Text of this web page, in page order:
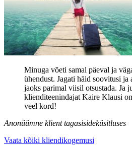
Minuga võeti samal päeval ja
ühendust. Jagati häid soovitusi ja
jaoks parimal viisil otsustada. Ja
klienditeenindajat Kaire Klausi
veel kord!
Anonüümne klient tagasisideküsitluses
Vaata kõiki kliendikogemusi